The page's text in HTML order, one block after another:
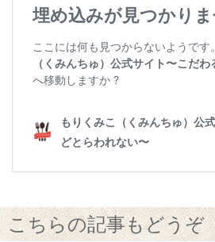
こちらの記事もどうぞ